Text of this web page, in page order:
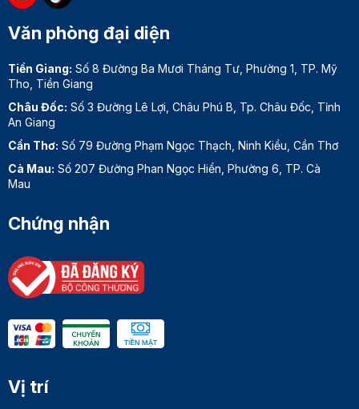
Văn phòng đại diện
Tiền Giang: Số 8 Đường Ba Mươi Tháng Tư, Phường 1, TP. Mỹ
Tho, Tiền Giang
Châu Đốc: Số 3 Đường Lê Lợi, Châu Phú B, Tp. Châu Đốc, Tỉnh
An Giang
Cần Thơ: Số 79 Đường Phạm Ngọc Thạch, Ninh Kiều, Cần Thơ
Cà Mau: Số 207 Đường Phan Ngọc Hiển, Phường 6, TP. Cà
Mau
Chứng nhận
Vị trí